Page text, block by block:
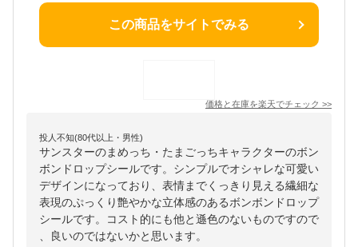
この商品をサイトでみる
価格と在庫を楽天でチェック >>
投人不知(80代以上・男性)
サンスターのまめっち・たまごっちキャラクターのボン
ボンドロップシールです。シンプルでオシャレな可愛い
デザインになっており、表情までくっきり見える繊細な
表現のぷっくり艶やかな立体感のあるボンボンドロップ
シールです。コスト的にも他と遜色のないものですので
、良いのではないかと思います。